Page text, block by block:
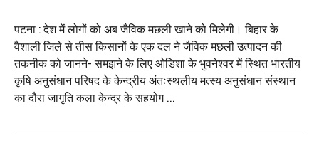
पटना : देश में लोगों को अब जैविक मछली खाने को मिलेगी। बिहार के
वैशाली जिले से तीस किसानों के एक दल ने जैविक मछली उत्पादन की
तकनीक को जानने- समझने के लिए ओडिशा के भुवनेश्वर में स्थित भारतीय
कृषि अनुसंधान परिषद के केन्द्रीय अंतःस्थलीय मत्स्य अनुसंधान संस्थान
का दौरा जागृति कला केन्द्र के सहयोग ...